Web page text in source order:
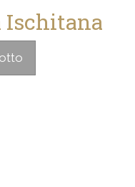
Ischitana